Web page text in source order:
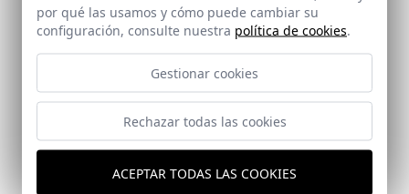
por qué las usamos y cómo puede cambiar su
configuración, consulte nuestra política de cookies.
Gestionar cookies
Rechazar todas las cookies
ACEPTAR TODAS LAS COOKIES